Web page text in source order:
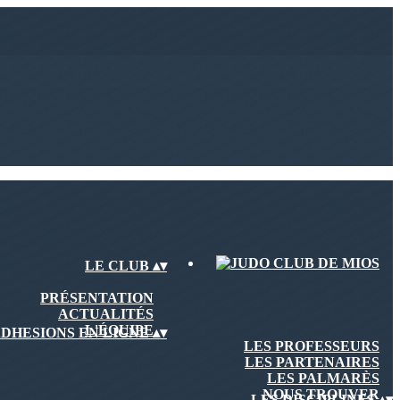
LE CLUB ▴▾
PRÉSENTATION
ACTUALITÉS
L'ÉQUIPE
LES PROFESSEURS
LES PARTENAIRES
LES PALMARÈS
NOUS TROUVER
EN LIGNE▴▾